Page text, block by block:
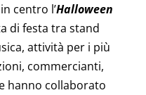
centro l’Halloween
di festa tra stand
attività per i più
commercianti,
hanno collaborato